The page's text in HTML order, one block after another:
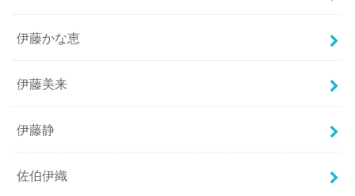
伊藤かな恵
伊藤美来
伊藤静
佐伯伊織